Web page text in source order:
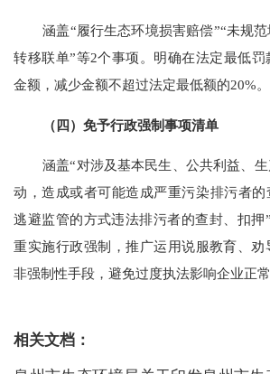
涵盖“履行生态环境损害赔偿”“未规
转移联单”等2个事项。明确在法定最低
金额，减少金额不超过法定最低额的20%。
（四）免予行政强制事项清单
涵盖“对涉及基本民生、公共利益、
动，造成或者可能造成严重污染排污者的
逃避监管的方式违法排污者的查封、扣押”
重实施行政强制，推广运用说服教育、
非强制性手段，避免过度执法影响企业正常
相关文档：